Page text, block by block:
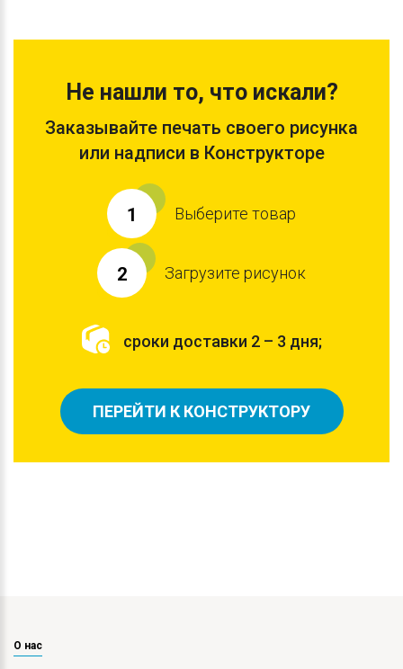
Не нашли то, что искали?
Заказывайте печать своего рисунка
или надписи в Конструкторе
1 Выберите товар
2 Загрузите рисунок
сроки доставки 2 – 3 дня;
ПЕРЕЙТИ К КОНСТРУКТОРУ
О нас